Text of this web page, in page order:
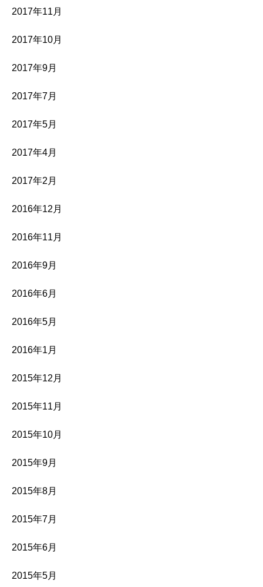
2017年11月
2017年10月
2017年9月
2017年7月
2017年5月
2017年4月
2017年2月
2016年12月
2016年11月
2016年9月
2016年6月
2016年5月
2016年1月
2015年12月
2015年11月
2015年10月
2015年9月
2015年8月
2015年7月
2015年6月
2015年5月